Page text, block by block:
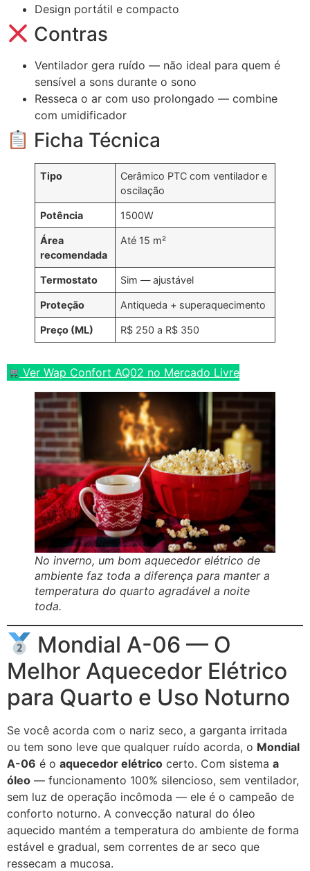
Design portátil e compacto
Contras
Ventilador gera ruído — não ideal para quem é
sensível a sons durante o sono
Resseca o ar com uso prolongado — combine
com umidificador
Ficha Técnica
Tipo
Cerâmico PTC com ventilador e
oscilação
Potência 1500W
Área
recomendada
Até 15 m²
Termostato Sim — ajustável
Proteção Antiqueda + superaquecimento
Preço (ML) R$ 250 a R$ 350
Ver Wap Confort AQ02 no Mercado Livre
No inverno, um bom aquecedor elétrico de
ambiente faz toda a diferença para manter a
temperatura do quarto agradável a noite
toda.
Mondial A-06 — O
Melhor Aquecedor Elétrico
para Quarto e Uso Noturno
Se você acorda com o nariz seco, a garganta irritada
ou tem sono leve que qualquer ruído acorda, o Mondial
A-06 é o aquecedor elétrico certo. Com sistema a
óleo — funcionamento 100% silencioso, sem ventilador,
sem luz de operação incômoda — ele é o campeão de
conforto noturno. A convecção natural do óleo
aquecido mantém a temperatura do ambiente de forma
estável e gradual, sem correntes de ar seco que
ressecam a mucosa.